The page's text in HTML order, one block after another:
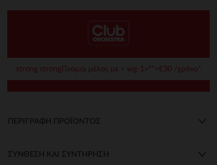
strong strongΓίνομαι μέλος με < wg-1="">€30 /χρόνο*
ΠΕΡΙΓΡΑΦΉ ΠΡΟΪΌΝΤΟΣ
ΣΎΝΘΕΣΗ ΚΑΙ ΣΥΝΤΉΡΗΣΗ